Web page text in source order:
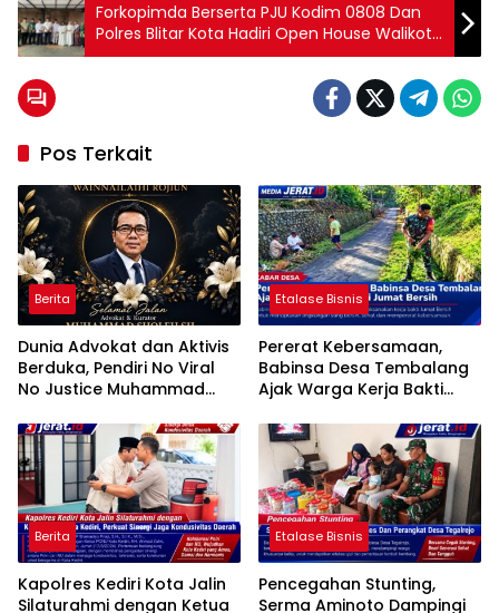
Forkopimda Berserta PJU Kodim 0808 Dan
Polres Blitar Kota Hadiri Open House Walikota
Blitar
Pos Terkait
Berita
Dunia Advokat dan Aktivis
Berduka, Pendiri No Viral
No Justice Muhammad
Etalase Bisnis
Pererat Kebersamaan,
Babinsa Desa Tembalang
Ajak Warga Kerja Bakti
Berita
Kapolres Kediri Kota Jalin
Silaturahmi dengan Ketua
Etalase Bisnis
Pencegahan Stunting,
Serma Aminoto Dampingi